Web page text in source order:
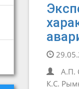
А.П.
К.С.